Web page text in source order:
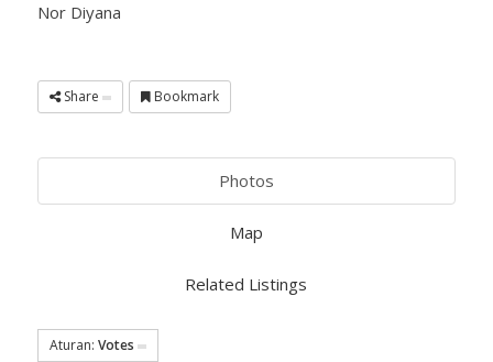
Nor Diyana
Share Bookmark
Photos
Map
Related Listings
Aturan: Votes